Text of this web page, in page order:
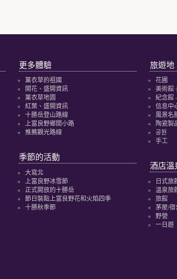
更多體驗
薰衣草的祖國
開花、盛開資訊
薰衣草地圖
紅葉、盛開資訊
十勝岳登山路線
上富良野鄉間小路
推薦觀光路線
季節的活動
大寫北
上富良野冰雪節
正式開放的十勝岳
節日裝點上富良野花和火焰四季
十勝秋季節
旅遊地
花圃
美術館
紀念館
信息中
風景名
陶瓷製
공원
手工
酒店溫
日式旅
溫泉旅
旅館
茅屋/宿
野營
一日遊